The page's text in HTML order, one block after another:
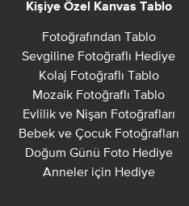
Kişiye Özel Kanvas Tablo
Fotoğrafından Tablo
Sevgiline Fotoğraflı Hediye
Kolaj Fotoğraflı Tablo
Mozaik Fotoğraflı Tablo
Evlilik ve Nişan Fotoğrafları
Bebek ve Çocuk Fotoğrafları
Doğum Günü Foto Hediye
Anneler için Hediye